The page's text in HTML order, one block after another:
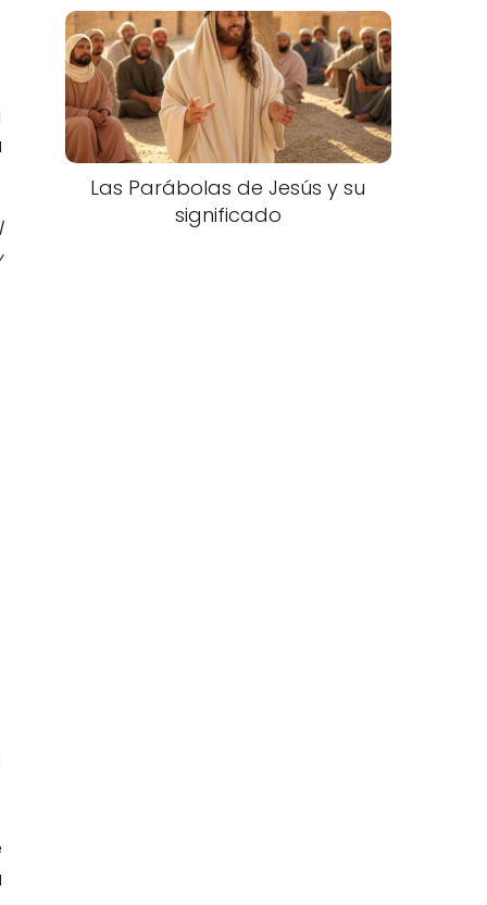
Las Parábolas de Jesús y su
significado